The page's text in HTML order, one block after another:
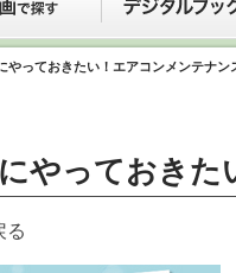
やっておきたい！エアコンメンテナン
やっておき
る